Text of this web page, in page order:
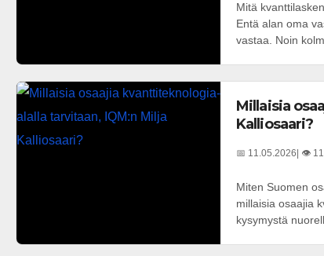
Mitä
Entä alan oma
vastaa. Noin
Millaisia
Kalliosaari?
📅 11.05.2026 | 👁️ 11
Miten Suomen
millaisia osaajia
kysymystä